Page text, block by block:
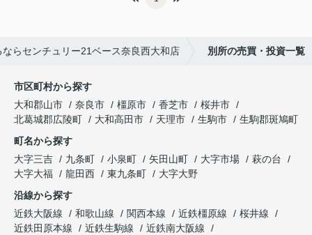
らセンチュリー21ベース奈良西大和店 別所の売買・投資一覧
市区町村から探す
大和郡山市
奈良市 橿原市 香芝市
桜井市
北葛城郡広陵町
大和高田市 天理市 生駒市
生駒郡斑鳩町
町名から探す
大字三吉
九条町 小泉町 矢田山町 大字市場
萩の台
大字大福
龍田西 東九条町
大字大野
沿線から探す
近鉄大阪線
和歌山線 関西本線 近鉄橿原線
桜井線
近鉄田原本線
近鉄生駒線
近鉄南大阪線